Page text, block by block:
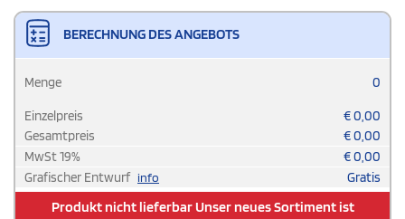
BERECHNUNG DES ANGEBOTS
Menge 0
Einzelpreis €0,00
Gesamtpreis
€0,00
MwSt19% €0,00
Grafischer Entwurf info Gratis
Produkt nicht lieferbar Unser neues Sortiment ist